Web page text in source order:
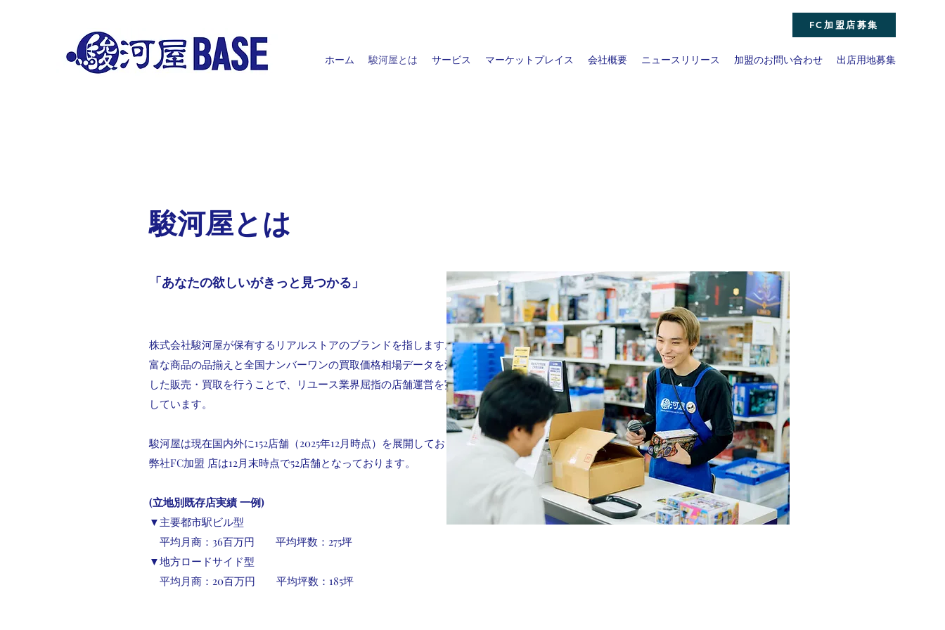
FC加盟店募集
ホーム 駿河屋とは サービス マーケットプレイス 会社概要 ニュースリリース 加盟のお問い合わせ 出店用地募集
​駿河屋とは
「あなたの欲しいがきっと見つかる」
株式会社駿河屋が保有するリアルストアのブランドを指します。豊
富な商品の品揃えと全国ナンバーワンの買取価格相場データを活用
した販売・買取を行うことで、リユース業界屈指の店舗運営を実現
しています。
駿河屋は現在国内外に152店舗（2025年12月時点）を展開しており、
弊社FC加盟 店は12月末時点で52店舗となっております。
(立地別既存店実績 一例)
▼主要都市駅ビル型
平均月商：36百万円 平均坪数：275坪
▼地方ロードサイド型
平均月商：20百万円 平均坪数：185坪